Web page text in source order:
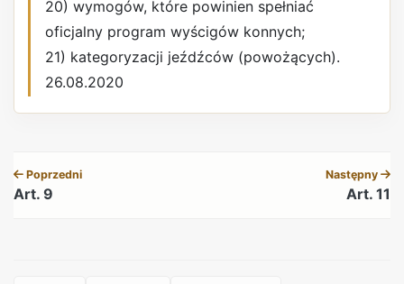
20) wymogów, które powinien spełniać
oficjalny program wyścigów konnych;
21) kategoryzacji jeźdźców (powożących).
26.08.2020
Poprzedni
Art. 9
Następny
Art. 11